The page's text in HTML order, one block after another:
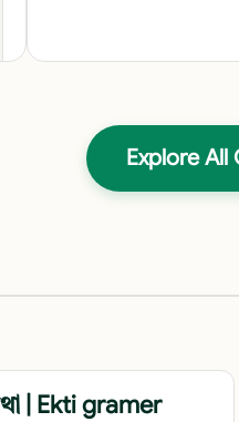
Explore All
| Ekti gramer